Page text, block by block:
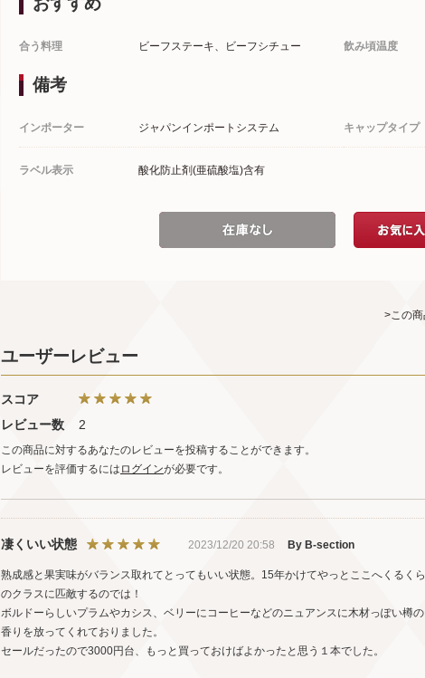
合う料理 ビーフステーキ、ビーフシチュー 飲み頃温度
備考
インポーター ジャパンインポートシステム キャップタイプ
ラベル表示 酸化防止剤(亜硫酸塩)含有
>この
ユーザーレビュー
スコア
レビュー数
2
この商品に対するあなたのレビューを投稿することができます。
レビューを評価するには ログインが必要です。
凄くいい状態 2023/12/20 20:58 By B-section
熟成感と果実味がバランス取れてとってもいい状態。15年かけてやっとここへくるく
のクラスに匹敵するのでは！
ボルドーらしいプラムやカシス、ベリーにコーヒーなどのニュアンスに木材っぽい樽
香りを放ってくれておりました。
セールだったので3000円台、もっと買っておけばよかったと思う１本でした。